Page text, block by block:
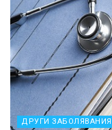
ДРУГИ ЗАБОЛЯВАНИЯ